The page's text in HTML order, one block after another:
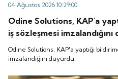
04 Ağustos 2026 10:29:00
Odine Solutions, KAP'a
iş sözleşmesi
Odine Solutions, KAP'a yaptığı
imzalandığını duyurdu.